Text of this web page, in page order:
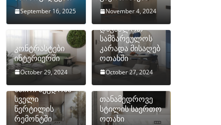
September 16, 2025 November 4, 2024
კონტრასტები
ინტერიერში
October 29, 2024
როგორ
დავმალოთ
სამზარეულოს
კარადა მისაღებ
ოთახში
October 27, 2024
ხშირი შეცდომა
სველი
წერტილის
რემონტში
თანამედროვე
სტილის საერთო
ოთახი